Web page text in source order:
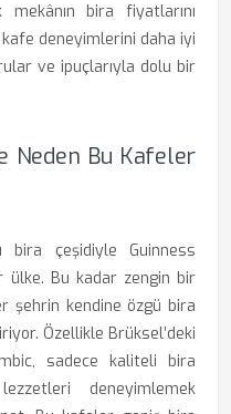
bira fiyatlarını
kafe deneyimlerini daha iyi
ve ipuçlarıyla dolu bir
Neden Bu Kafeler
bira çeşidiyle Guinness
ülke. Bu kadar zengin bir
şehrin kendine özgü bira
Özellikle Brüksel’deki
sadece kaliteli bira
deneyimlemek